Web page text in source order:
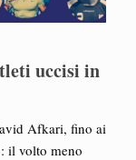
uccisi in
Afkari, fino ai
il volto meno